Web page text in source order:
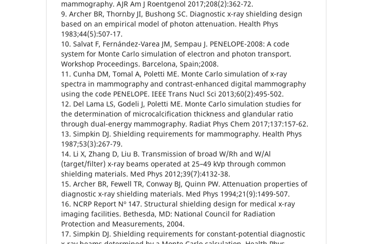
mammography. AJR Am J Roentgenol 2017;208(2):362-72.
9. Archer BR, Thornby JI, Bushong SC. Diagnostic x-ray shielding design
based on an empirical model of photon attenuation. Health Phys
1983;44(5):507-17.
10. Salvat F, Fernández-Varea JM, Sempau J. PENELOPE-2008: A code
system for Monte Carlo simulation of electron and photon transport.
Workshop Proceedings. Barcelona, Spain;2008.
11. Cunha DM, Tomal A, Poletti ME. Monte Carlo simulation of x-ray
spectra in mammography and contrast-enhanced digital mammography
using the code PENELOPE. IEEE Trans Nucl Sci 2013;60(2):495-502.
12. Del Lama LS, Godeli J, Poletti ME. Monte Carlo simulation studies for
the determination of microcalcification thickness and glandular ratio
through dual-energy mammography. Radiat Phys Chem 2017;137:157-62.
13. Simpkin DJ. Shielding requirements for mammography. Health Phys
1987;53(3):267-79.
14. Li X, Zhang D, Liu B. Transmission of broad W/Rh and W/Al
(target/filter) x-ray beams operated at 25–49 kVp through common
shielding materials. Med Phys 2012;39(7):4132-38.
15. Archer BR, Fewell TR, Conway BJ, Quinn PW. Attenuation properties of
diagnostic x-ray shielding materials. Med Phys 1994;21(9):1499-507.
16. NCRP Report Nº 147. Structural shielding design for medical x-ray
imaging facilities. Bethesda, MD: National Council for Radiation
Protection and Measurements, 2004.
17. Simpkin DJ. Shielding requirements for constant-potential diagnostic